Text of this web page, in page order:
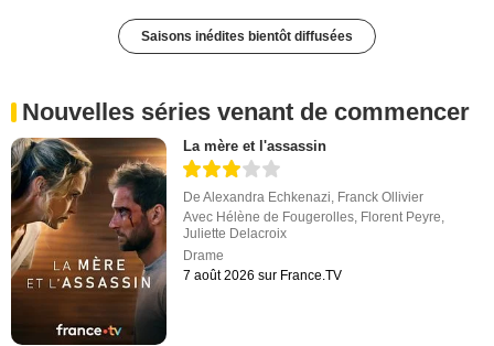
Saisons inédites bientôt diffusées
Nouvelles séries venant de commencer
La mère et l'assassin
DeAlexandra Echkenazi, Franck Ollivier
Avec Hélène de Fougerolles, Florent Peyre,
Juliette Delacroix
Drame
7 août 2026 sur France.TV